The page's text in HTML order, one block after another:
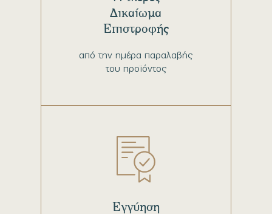
από την ημέρα παραλαβής
του προϊόντος
Δικαίωμα
Επιστροφής
Εγγύηση